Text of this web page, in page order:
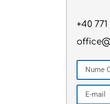
+40 771